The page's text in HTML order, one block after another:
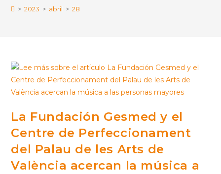
> 2023 > abril > 28
La Fundación Gesmed y el
Centre de Perfeccionament
del Palau de les Arts de
València acercan la música a